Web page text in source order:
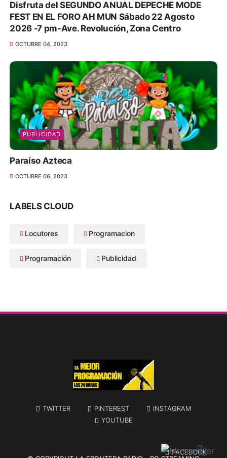
Disfruta del SEGUNDO ANUAL DEPECHE MODE
FEST EN EL FORO AH MUN Sábado 22 Agosto
2026 -7 pm-Ave. Revolución, Zona Centro
OCTUBRE 04, 2023
PUBLICIDAD
Paraíso Azteca
OCTUBRE 06, 2023
LABELS CLOUD
Locutores Programacion
Programación Publicidad
FACEBOOK
TWITTER PINTEREST
INSTAGRAM
YOUTUBE